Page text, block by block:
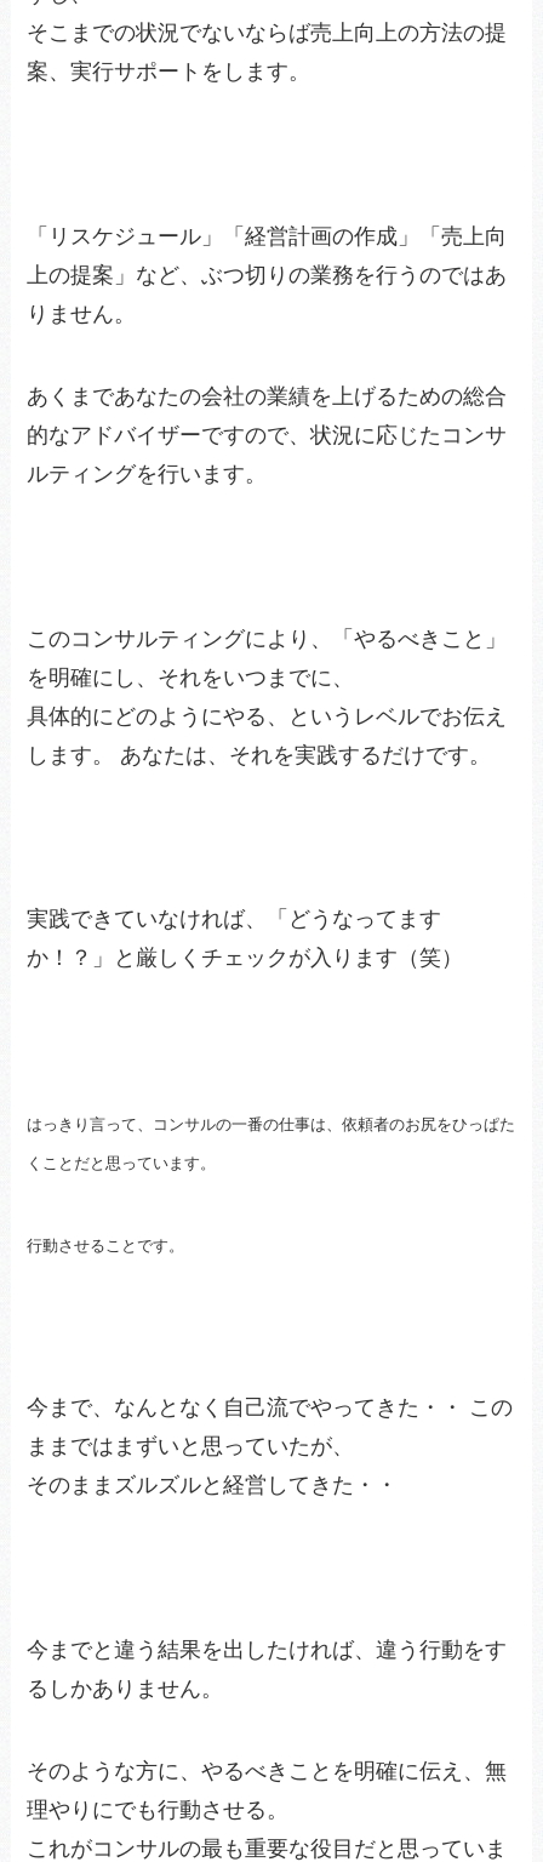
そこまでの状況でないならば売上向上の方法の提
案、実行サポートをします。
「リスケジュール」「経営計画の作成」「売上向
上の提案」など、ぶつ切りの業務を行うのではあ
りません。
あくまであなたの会社の業績を上げるための総合
的なアドバイザーですので、状況に応じたコンサ
ルティングを行います。
このコンサルティングにより、「やるべきこと」
を明確にし、それをいつまでに、
具体的にどのようにやる、というレベルでお伝え
します。 あなたは、それを実践するだけです。
実践できていなければ、「どうなってます
か！？」と厳しくチェックが入ります（笑）
はっきり言って、コンサルの一番の仕事は、依頼者のお尻をひっぱた
くことだと思っています。
行動させることです。
今まで、なんとなく自己流でやってきた・・ この
ままではまずいと思っていたが、
そのままズルズルと経営してきた・・
今までと違う結果を出したければ、違う行動をす
るしかありません。
そのような方に、やるべきことを明確に伝え、無
理やりにでも行動させる。
これがコンサルの最も重要な役目だと思っていま